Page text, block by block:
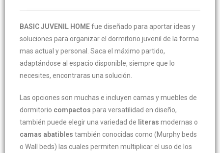
BASIC JUVENIL HOMEfue diseñado para aportar ideas y
soluciones para organizar el dormitorio juvenil de la forma
mas actual y personal. Saca el máximo partido,
adaptándose al espacio disponible, siempre que lo
necesites, encontraras una solución.
Las opciones son muchas e incluyen camas y muebles de
dormitorio compactos para versatilidad en diseño,
también puede elegir una variedad de literas modernas o
camas abatibles también conocidas como (Murphy beds
o Wall beds) las cuales permiten multiplicar el uso de los